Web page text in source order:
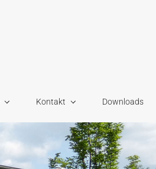
Kontakt Downloads